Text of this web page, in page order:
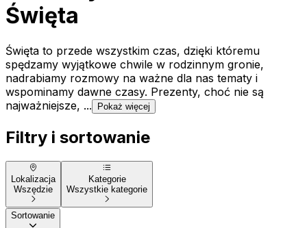
Święta
Święta to przede wszystkim czas, dzięki któremu
spędzamy wyjątkowe chwile w rodzinnym gronie,
nadrabiamy rozmowy na ważne dla nas tematy i
wspominamy dawne czasy. Prezenty, choć nie są
najważniejsze, ...
Pokaż więcej
Filtry i sortowanie
Lokalizacja
Wszędzie
Kategorie
Wszystkie kategorie
Sortowanie